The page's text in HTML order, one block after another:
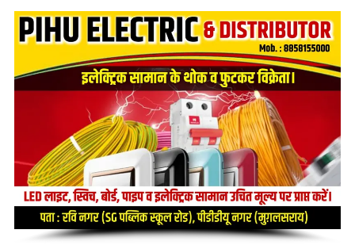
KM/H
की
रफ्तार
से
दौड़ी
‘ट्रायल
ट्रेन’